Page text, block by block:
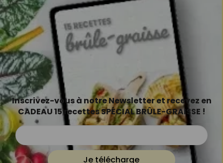
Inscrivez-vous à notre Newsletter et recevez en
CADEAU 15 recettes SPÉCIAL BRÛLE-GRAISSE !
Je télécharge